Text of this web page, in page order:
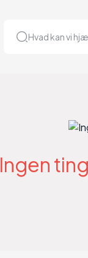
Hvad kan vi
Ingen